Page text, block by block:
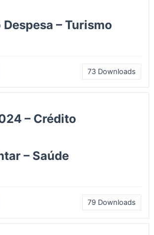
– Turismo
73 Downloads
– Crédito
– Saúde
79 Downloads